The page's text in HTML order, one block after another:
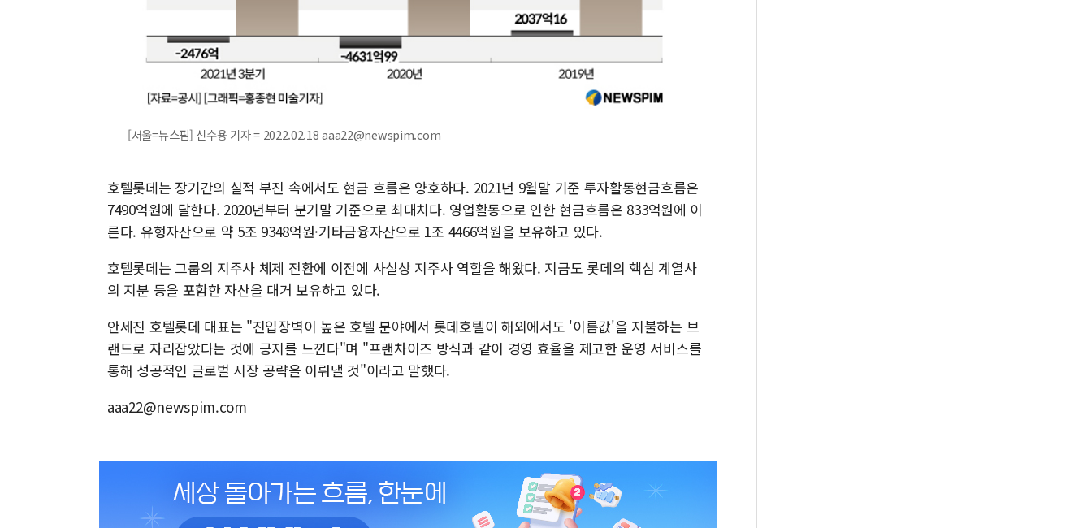
[서울=뉴스핌] 신수용 기자 = 2022.02.18 aaa22@newspim.com
호텔롯데는 장기간의 실적 부진 속에서도 현금 흐름은 양호하다. 2021년 9월말 기준 투자활동현금흐름은
7490억원에 달한다. 2020년부터 분기말 기준으로 최대치다. 영업활동으로 인한 현금흐름은 833억원에 이
른다. 유형자산으로 약 5조 9348억원·기타금융자산으로 1조 4466억원을 보유하고 있다.
호텔롯데는 그룹의 지주사 체제 전환에 이전에 사실상 지주사 역할을 해왔다. 지금도 롯데의 핵심 계열사
의 지분 등을 포함한 자산을 대거 보유하고 있다.
안세진 호텔롯데 대표는 "진입장벽이 높은 호텔 분야에서 롯데호텔이 해외에서도 '이름값'을 지불하는 브
랜드로 자리잡았다는 것에 긍지를 느낀다"며 "프랜차이즈 방식과 같이 경영 효율을 제고한 운영 서비스를
통해 성공적인 글로벌 시장 공략을 이뤄낼 것"이라고 말했다.
aaa22@newspim.com